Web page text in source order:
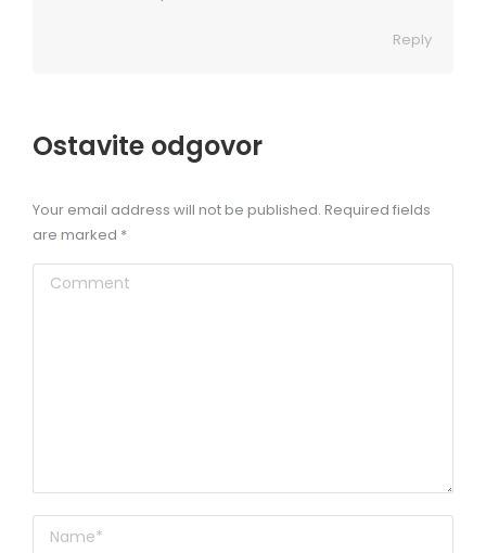
Reply
Ostavite odgovor
Your email address will not be published. Required fields
are marked *
Comment
Name *